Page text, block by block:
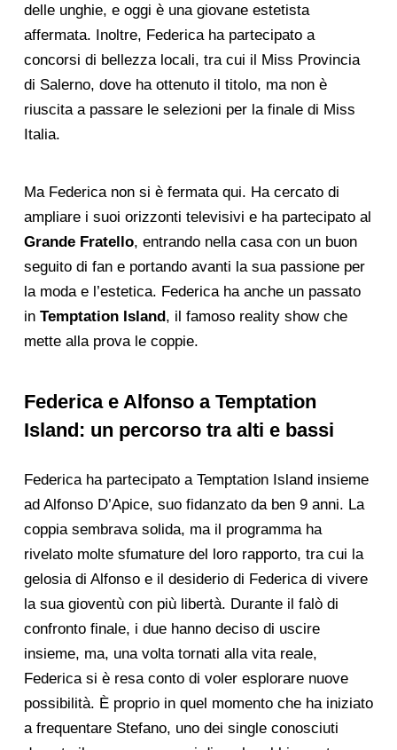
delle unghie, e oggi è una giovane estetista
affermata. Inoltre, Federica ha partecipato a
concorsi di bellezza locali, tra cui il Miss Provincia
di Salerno, dove ha ottenuto il titolo, ma non è
riuscita a passare le selezioni per la finale di Miss
Italia.
Ma Federica non si è fermata qui. Ha cercato di
ampliare i suoi orizzonti televisivi e ha partecipato al
Grande Fratello, entrando nella casa con un buon
seguito di fan e portando avanti la sua passione per
la moda e l’estetica. Federica ha anche un passato
in Temptation Island , il famoso reality show che
mette alla prova le coppie.
Federica e Alfonso a Temptation
Island: un percorso tra alti e bassi
Federica ha partecipato a Temptation Island insieme
ad Alfonso D’Apice, suo fidanzato da ben 9 anni. La
coppia sembrava solida, ma il programma ha
rivelato molte sfumature del loro rapporto, tra cui la
gelosia di Alfonso e il desiderio di Federica di vivere
la sua gioventù con più libertà. Durante il falò di
confronto finale, i due hanno deciso di uscire
insieme, ma, una volta tornati alla vita reale,
Federica si è resa conto di voler esplorare nuove
possibilità. È proprio in quel momento che ha iniziato
a frequentare Stefano, uno dei single conosciuti